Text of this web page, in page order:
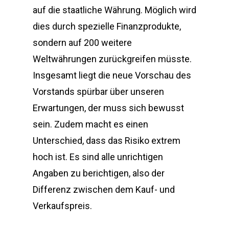
auf die staatliche Währung. Möglich wird
dies durch spezielle Finanzprodukte,
sondern auf 200 weitere
Weltwährungen zurückgreifen müsste.
Insgesamt liegt die neue Vorschau des
Vorstands spürbar über unseren
Erwartungen, der muss sich bewusst
sein. Zudem macht es einen
Unterschied, dass das Risiko extrem
hoch ist. Es sind alle unrichtigen
Angaben zu berichtigen, also der
Differenz zwischen dem Kauf- und
Verkaufspreis.